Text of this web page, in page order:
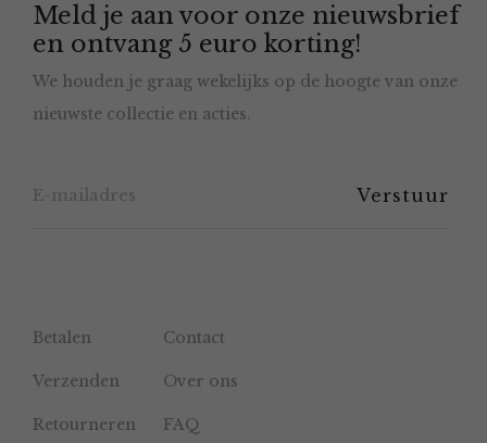
Meld je aan voor onze nieuwsbrief
en ontvang 5 euro korting!
We houden je graag wekelijks op de hoogte van onze
nieuwste collectie en acties.
Betalen Contact
Verzenden Over ons
Retourneren FAQ